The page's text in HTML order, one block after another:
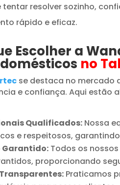
tentar resolver sozinho,
rápido e eficaz.
Escolher a
no
se destaca no mercado
e confiança. Aqui estão
Qualificados: Nossa
e respeitosos,
Garantido: Todos os
proporcionando
Praticamos